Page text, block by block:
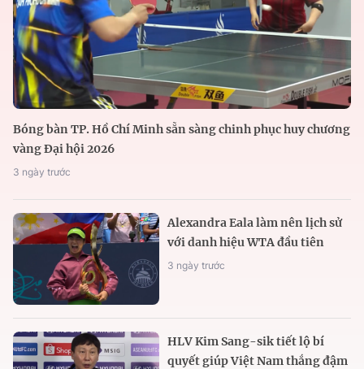
Bóng bàn TP. Hồ Chí Minh sẵn sàng chinh phục huy chương
vàng Đại hội 2026
3 ngày trước
Alexandra Eala làm nên lịch sử
với danh hiệu WTA đầu tiên
3 ngày trước
HLV Kim Sang-sik tiết lộ bí
quyết giúp Việt Nam thắng đậm